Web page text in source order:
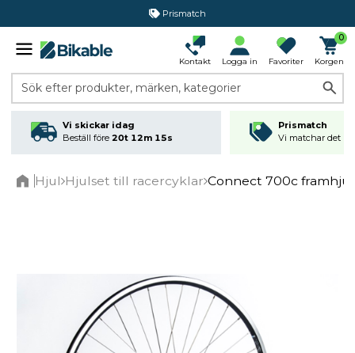
Prismatch
Kontakt Logga in Favoriter
0
Korgen
Sök efter produkter, märken, kategorier
Vi skickar idag
Beställ före 20t 12m 15s
Prismatch
Vi matchar det
Hjul Hjulset till racercyklar Connect 700c